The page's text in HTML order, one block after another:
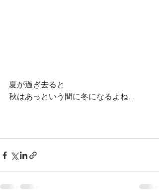
夏が過ぎ去ると
秋はあっという間に冬になるよね…